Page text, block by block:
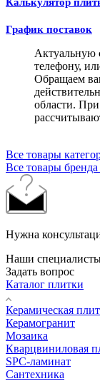
График поставок
Актуальную
телефону,
Обращаем
области.
Все товары
Все товары бренда
Нужна
Наши
Задать вопрос
Каталог плитки
Керамическая
Керамогранит
Мозаика
Кварцвиниловая
SPC-ламинат
Сантехника